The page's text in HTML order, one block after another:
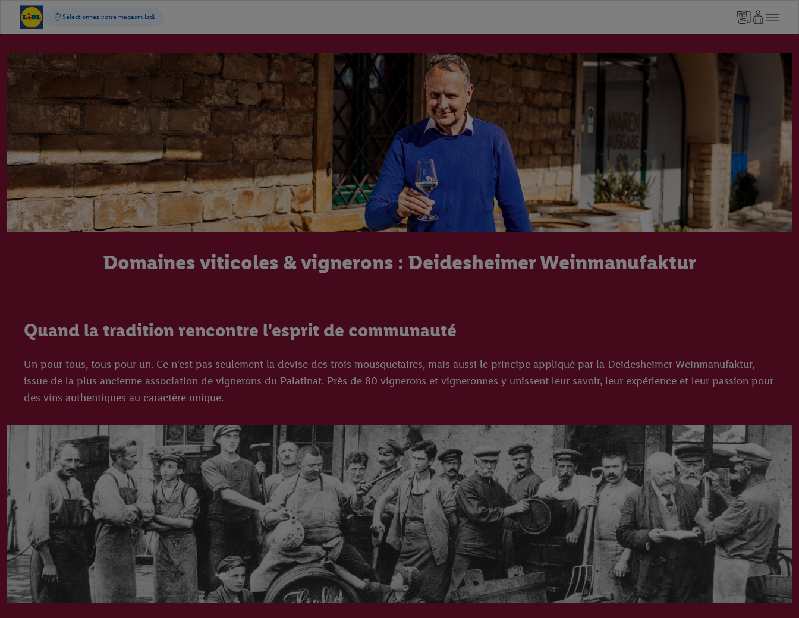
Domaines viticoles & vignerons : Deidesheimer Weinmanufaktur
Quand la tradition rencontre l'esprit de communauté
Un pour tous, tous pour un. Ce n'est pas seulement la devise des trois mousquetaires, mais aussi le principe appliqué par la Deidesheimer Weinmanufaktur,
issue de la plus ancienne association de vignerons du Palatinat. Près de 80 vignerons et vigneronnes y unissent leur savoir, leur expérience et leur passion pour
des vins authentiques au caractère unique.